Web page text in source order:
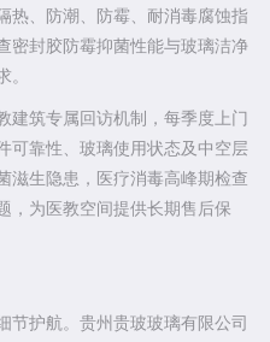
热、防潮、防霉、耐消毒腐蚀指
密封胶防霉抑菌性能与玻璃洁净
。
建筑专属回访机制，每季度上门
可靠性、玻璃使用状态及中空层
滋生隐患，医疗消毒高峰期检查
，为医教空间提供长期售后保
节护航。贵州贵玻玻璃有限公司